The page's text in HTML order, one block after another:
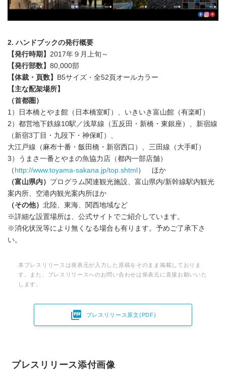
2. ハンドブックの発行概要
【発行時期】 2017年９月上旬～
【発行部数】 80,000部
【体裁・頁数】
B5サイズ・全52頁オールカラー
【主な配架場所】
（首都圏）
1）日本橋とやま館（日本橋室町）、いきいき富山館（有楽町）
2）都営地下鉄線10駅／浅草線（五反田・新橋・東銀座）、新宿線
（新宿3丁目・九段下・神保町）、
大江戸線（麻布十番・飯田橋・新宿西口）、三田線（大手町）
3）うまさ一番とやまの魚協力店（都内一部店舗）
（ http://www.toyama-sakana.jp/top.shtml ） ほか
（富山県内） プログラム関連観光施設、富山県内/新幹線駅内観光
案内所、空港内観光案内所ほか
（その他） 北陸、東海、関西地域など
※詳細な設置場所は、公式サイトでご紹介しています。
※消化状況等により無くなる場合も有ります。予めご了承下さ
い。
本プレスリリースは発表元が入力した原稿をそのまま掲載しておりま
す。また、プレスリリースへのお問い合わせは発表元に直接お願いいた
します。
 プレスリリース原文(PDF)
プレスリリース添付画像